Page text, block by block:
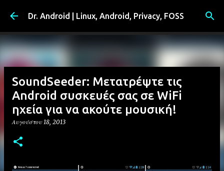
Μετάβαση στο κύριο περιεχόμενο
Dr. Android | Linux, Android, Privacy, FOSS
SoundSeeder: Μετατρέψτε τις
Android συσκευές σας σε WiFi
ηχεία για να ακούτε μουσική!
Αυγούστου 18, 2013